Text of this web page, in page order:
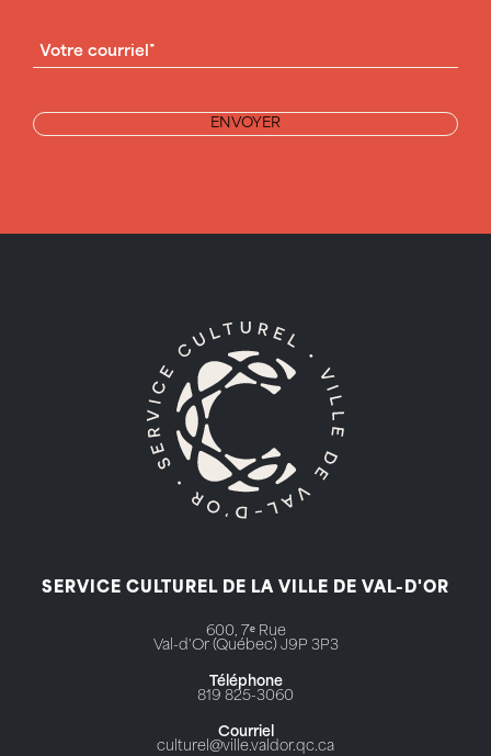
COURRIEL(NÉCESSAIRE)
SERVICE CULTUREL DE LA VILLE DE VAL-D'OR
600, 7ᵉ Rue
Val-d'Or (Québec) J9P 3P3
Téléphone
819 825-3060
Courriel
culturel@ville.valdor.qc.ca